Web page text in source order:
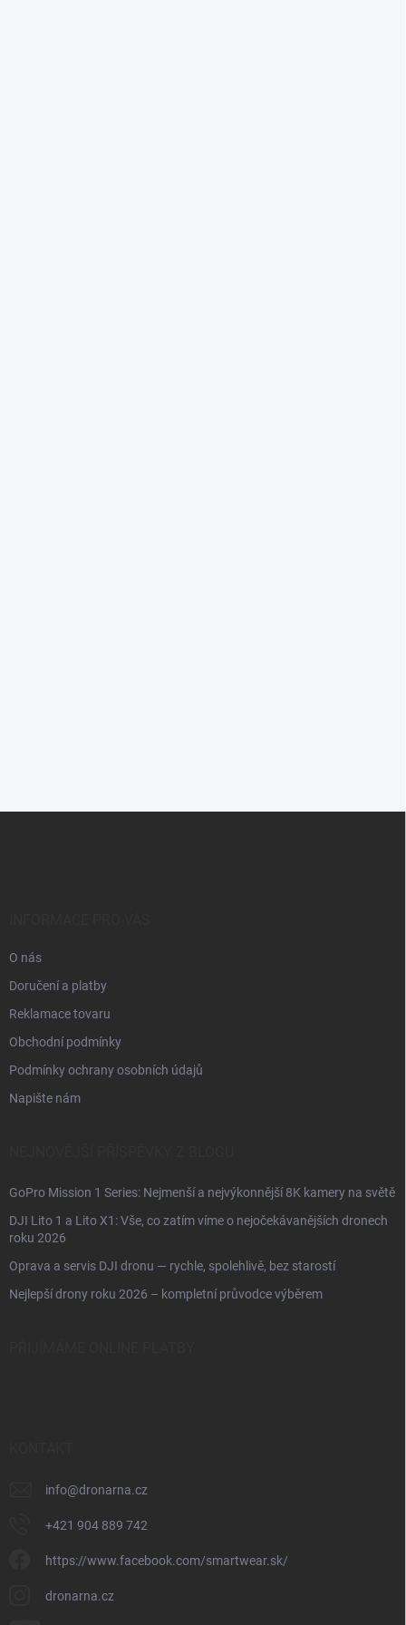
O nás
Doručení a platby
Reklamace tovaru
Obchodní podmínky
Podmínky ochrany osobních údajů
Napište nám
GoPro Mission 1 Series: Nejmenší a nejvýkonnější 8K kamery na světě
DJI Lito 1 a Lito X1: Vše, co zatím víme o nejočekávanějších dronech
roku 2026
Oprava a servis DJI dronu — rychle, spolehlivě, bez starostí
Nejlepší drony roku 2026 – kompletní průvodce výběrem
info@dronarna.cz
+421 904 889 742
https://www.facebook.com/smartwear.sk/
dronarna.cz